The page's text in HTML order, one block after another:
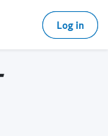
Log in